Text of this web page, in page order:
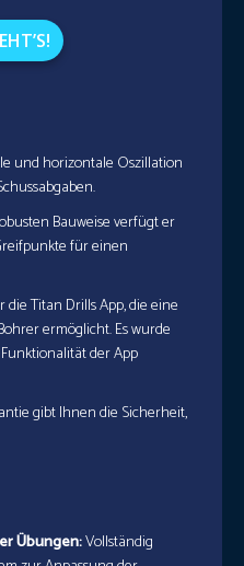
und horizontale Oszillation
Bauweise verfügt er
für einen
die Titan Drills App, die eine
ermöglicht. Es wurde
der App
gibt Ihnen die Sicherheit,
Übungen:Vollständig